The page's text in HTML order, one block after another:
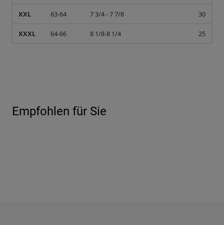
XXL 63-64 7 3/4 - 7 7/8 30
XXXL 64-66 8 1/8-8 1/4 25
Empfohlen für Sie